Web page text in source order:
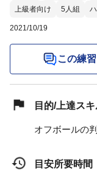
上級者向け
5人組
2021/10/19
この練
目的/上達ス
オフボールの
目安所要時間